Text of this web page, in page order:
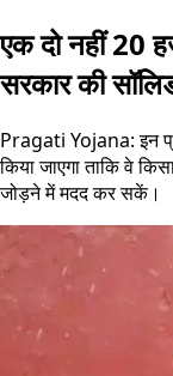
एक दो नहीं 20
सरकार की
Pragati Yojana: इन
किया जाएगा ताकि वे
जोड़ने में मदद कर सकें।